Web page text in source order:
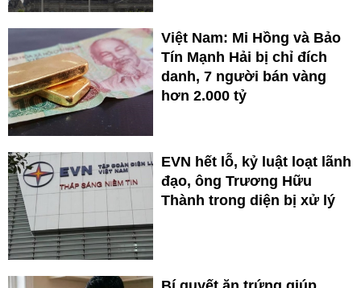
Việt Nam: Mi Hồng và Bảo
Tín Mạnh Hải bị chỉ đích
danh, 7 người bán vàng
hơn 2.000 tỷ
EVN hết lỗ, kỷ luật loạt lãnh
đạo, ông Trương Hữu
Thành trong diện bị xử lý